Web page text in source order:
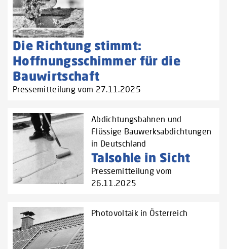
Die Richtung stimmt:
Hoffnungsschimmer für die
Bauwirtschaft
Pressemitteilung vom 27.11.2025
Abdichtungsbahnen und
Flüssige Bauwerksabdichtungen
in Deutschland
Talsohle in Sicht
Pressemitteilung vom
26.11.2025
Photovoltaik in Österreich